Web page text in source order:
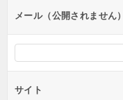
ンメール（公開されません
サイト